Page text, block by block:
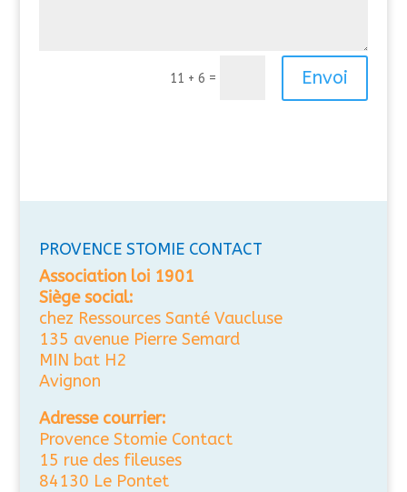
11 + 6 = Envoi
PROVENCE STOMIE CONTACT
Association loi 1901
Siège social:
chez Ressources Santé Vaucluse
135 avenue Pierre Semard
MIN bat H2
Avignon
Adresse courrier:
Provence Stomie Contact
15 rue des fileuses
84130 Le Pontet